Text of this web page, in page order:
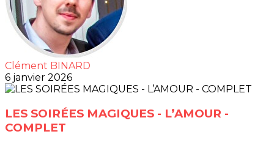
Clément BINARD
6 janvier 2026
LES SOIRÉES MAGIQUES - L’AMOUR -
COMPLET